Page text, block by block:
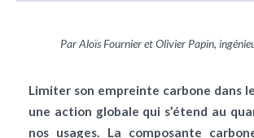
Par Aloïs Fournier et Olivier Papin,
Limiter son empreinte carbone dans
une action globale qui s’étend au
nos usages. La composante